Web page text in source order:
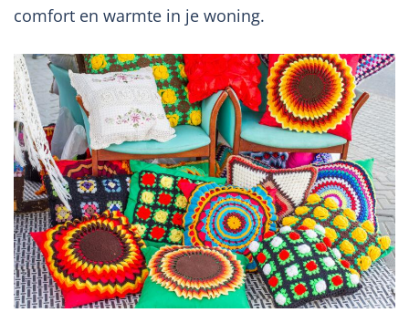
comfort en warmte in je woning.